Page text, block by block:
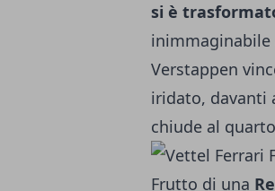
si è
inimmaginabile
Verstappen
iridato, davanti
chiude al
Frutto di una